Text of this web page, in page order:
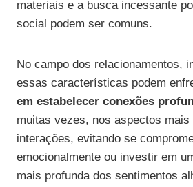
materiais e a busca incessante
social podem ser comuns.
No campo dos relacionamentos,
essas características podem
em estabelecer conexões
muitas vezes, nos aspectos
interações, evitando se
emocionalmente ou investir em
mais profunda dos sentimentos